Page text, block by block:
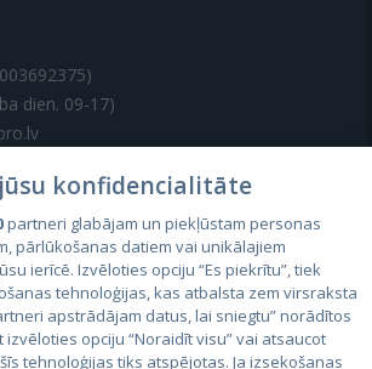
dien. 09-17)
konfidencialitāte
partneri glabājam un piekļūstam personas
pārlūkošanas datiem vai unikālajiem
ierīcē. Izvēloties opciju “Es piekrītu”, tiek
tehnoloģijas, kas atbalsta zem virsraksta
apstrādājam datus, lai sniegtu” norādītos
opciju “Noraidīt visu” vai atsaucot
tehnoloģijas tiks atspējotas. Ja izsekošanas